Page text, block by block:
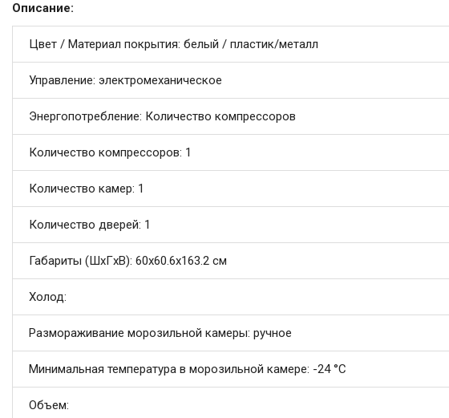
Описание:
Цвет / Материал покрытия: белый / пластик/металл
Управление: электромеханическое
Энергопотребление: Количество компрессоров
Количество компрессоров: 1
Количество камер: 1
Количество дверей: 1
Габариты (ШxГxВ): 60x60.6x163.2 см
Холод:
Размораживание морозильной камеры: ручное
Минимальная температура в морозильной камере: -24 °C
Объем: